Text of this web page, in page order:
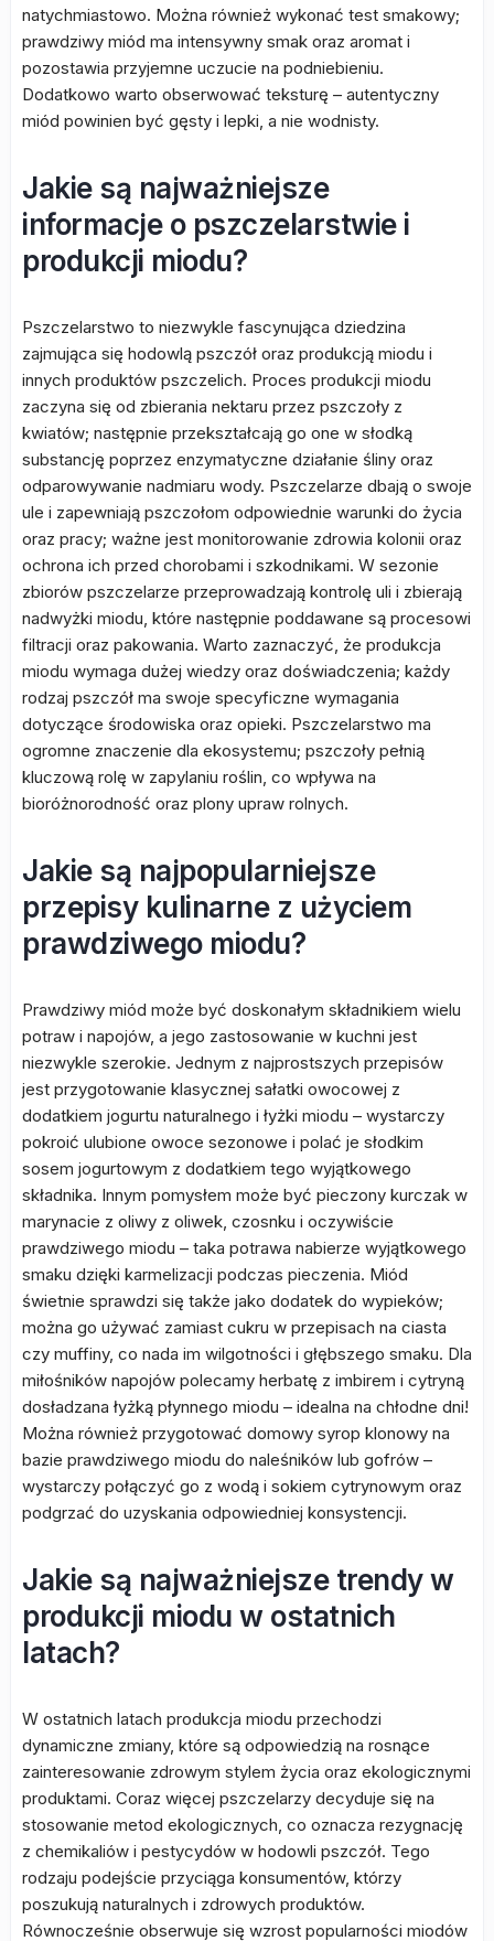
natychmiastowo. Można również wykonać test smakowy;
prawdziwy miód ma intensywny smak oraz aromat i
pozostawia przyjemne uczucie na podniebieniu.
Dodatkowo warto obserwować teksturę – autentyczny
miód powinien być gęsty i lepki, a nie wodnisty.
Jakie są najważniejsze
informacje o pszczelarstwie i
produkcji miodu?
Pszczelarstwo to niezwykle fascynująca dziedzina
zajmująca się hodowlą pszczół oraz produkcją miodu i
innych produktów pszczelich. Proces produkcji miodu
zaczyna się od zbierania nektaru przez pszczoły z
kwiatów; następnie przekształcają go one w słodką
substancję poprzez enzymatyczne działanie śliny oraz
odparowywanie nadmiaru wody. Pszczelarze dbają o swoje
ule i zapewniają pszczołom odpowiednie warunki do życia
oraz pracy; ważne jest monitorowanie zdrowia kolonii oraz
ochrona ich przed chorobami i szkodnikami. W sezonie
zbiorów pszczelarze przeprowadzają kontrolę uli i zbierają
nadwyżki miodu, które następnie poddawane są procesowi
filtracji oraz pakowania. Warto zaznaczyć, że produkcja
miodu wymaga dużej wiedzy oraz doświadczenia; każdy
rodzaj pszczół ma swoje specyficzne wymagania
dotyczące środowiska oraz opieki. Pszczelarstwo ma
ogromne znaczenie dla ekosystemu; pszczoły pełnią
kluczową rolę w zapylaniu roślin, co wpływa na
bioróżnorodność oraz plony upraw rolnych.
Jakie są najpopularniejsze
przepisy kulinarne z użyciem
prawdziwego miodu?
Prawdziwy miód może być doskonałym składnikiem wielu
potraw i napojów, a jego zastosowanie w kuchni jest
niezwykle szerokie. Jednym z najprostszych przepisów
jest przygotowanie klasycznej sałatki owocowej z
dodatkiem jogurtu naturalnego i łyżki miodu – wystarczy
pokroić ulubione owoce sezonowe i polać je słodkim
sosem jogurtowym z dodatkiem tego wyjątkowego
składnika. Innym pomysłem może być pieczony kurczak w
marynacie z oliwy z oliwek, czosnku i oczywiście
prawdziwego miodu – taka potrawa nabierze wyjątkowego
smaku dzięki karmelizacji podczas pieczenia. Miód
świetnie sprawdzi się także jako dodatek do wypieków;
można go używać zamiast cukru w przepisach na ciasta
czy muffiny, co nada im wilgotności i głębszego smaku. Dla
miłośników napojów polecamy herbatę z imbirem i cytryną
dosładzana łyżką płynnego miodu – idealna na chłodne dni!
Można również przygotować domowy syrop klonowy na
bazie prawdziwego miodu do naleśników lub gofrów –
wystarczy połączyć go z wodą i sokiem cytrynowym oraz
podgrzać do uzyskania odpowiedniej konsystencji.
Jakie są najważniejsze trendy w
produkcji miodu w ostatnich
latach?
W ostatnich latach produkcja miodu przechodzi
dynamiczne zmiany, które są odpowiedzią na rosnące
zainteresowanie zdrowym stylem życia oraz ekologicznymi
produktami. Coraz więcej pszczelarzy decyduje się na
stosowanie metod ekologicznych, co oznacza rezygnację
z chemikaliów i pestycydów w hodowli pszczół. Tego
rodzaju podejście przyciąga konsumentów, którzy
poszukują naturalnych i zdrowych produktów.
Równocześnie obserwuje się wzrost popularności miodów